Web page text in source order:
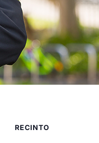
RECINTO